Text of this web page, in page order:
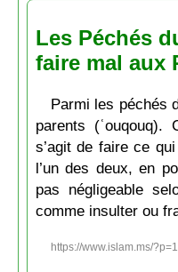
Les Péchés
faire mal aux
Parmi les péchés
parents
s’agit de faire ce
l’un des deux, en
pas négligeable
comme insulter ou
https://www.islam.ms/